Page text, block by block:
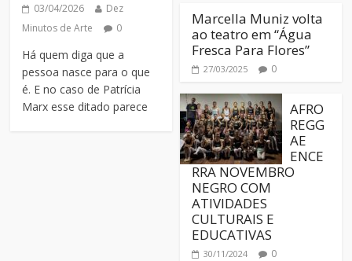
03/04/2026
Dez
Minutos de Arte
0
Há quem diga que a
pessoa nasce para o que
é. E no caso de Patrícia
Marx esse ditado parece
Marcella Muniz volta
ao teatro em “Água
Fresca Para Flores”
27/03/2025 0
AFRO
REGG
AE
ENCE
RRA NOVEMBRO
NEGRO COM
ATIVIDADES
CULTURAIS E
EDUCATIVAS
30/11/2024 0